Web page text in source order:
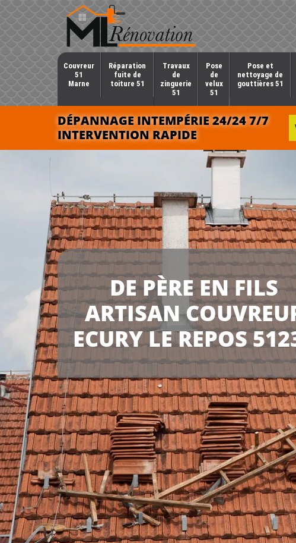
Couvreur
51
Marne
Réparation
fuite de
toiture 51
Travaux
de
zinguerie
51
Pose
de
velux
51
Pose et
nettoyage de
gouttières 51
DÉPANNAGE INTEMPÉRIE 24/24 7/7
INTERVENTION RAPIDE
DE PÈRE EN FILS
ARTISAN
ECURY LE REPOS